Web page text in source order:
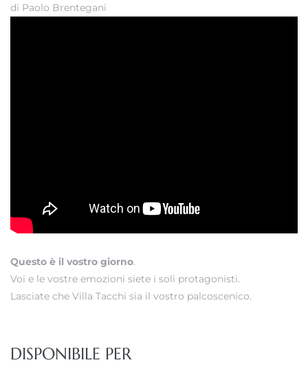
di Paolo Brentegani
Questo è il vostro giorno.
Voi e le vostre emozioni siete i soli protagonisti.
Lasciate che Villa Tacchi sia il vostro palcoscenico.
DISPONIBILE PER